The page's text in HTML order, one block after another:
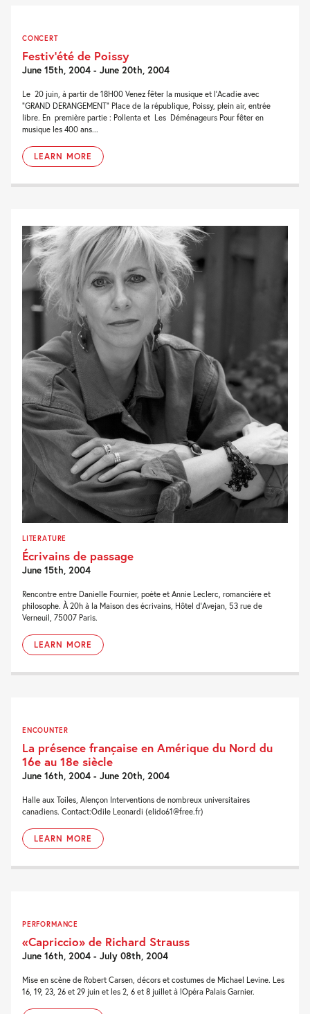
CONCERT
Festiv’été de Poissy
June 15th, 2004 - June 20th, 2004
Le 20 juin, à partir de 18H00 Venez fêter la musique et l’Acadie avec
“GRAND DERANGEMENT” Place de la république, Poissy, plein air, entrée
libre. En première partie : Pollenta et Les Déménageurs Pour fêter en
musique les 400 ans...
LEARN MORE
LITERATURE
Écrivains de passage
June 15th, 2004
Rencontre entre Danielle Fournier, poète et Annie Leclerc, romancière et
philosophe. À 20h à la Maison des écrivains, Hôtel d'Avejan, 53 rue de
Verneuil, 75007 Paris.
LEARN MORE
ENCOUNTER
La présence française en Amérique du Nord du
16e au 18e siècle
June 16th, 2004 - June 20th, 2004
Halle aux Toiles, Alençon Interventions de nombreux universitaires
canadiens. Contact:Odile Leonardi (elido61@free.fr)
LEARN MORE
PERFORMANCE
«Capriccio» de Richard Strauss
June 16th, 2004 - July 08th, 2004
Mise en scène de Robert Carsen, décors et costumes de Michael Levine. Les
16, 19, 23, 26 et 29 juin et les 2, 6 et 8 juillet à lOpéra Palais Garnier.